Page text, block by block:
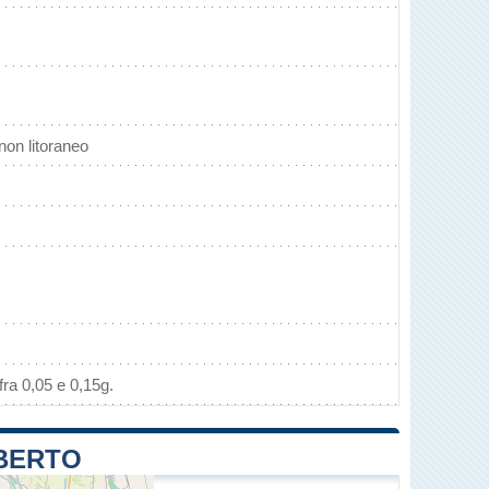
litoraneo
0,05 e 0,15g.